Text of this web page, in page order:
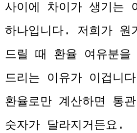
사이에 차이가 생기는
하나입니다. 저희가 원
드릴 때 환율 여유분을
드리는 이유가 이겁니
환율로만 계산하면 통관
숫자가 달라지거든요.